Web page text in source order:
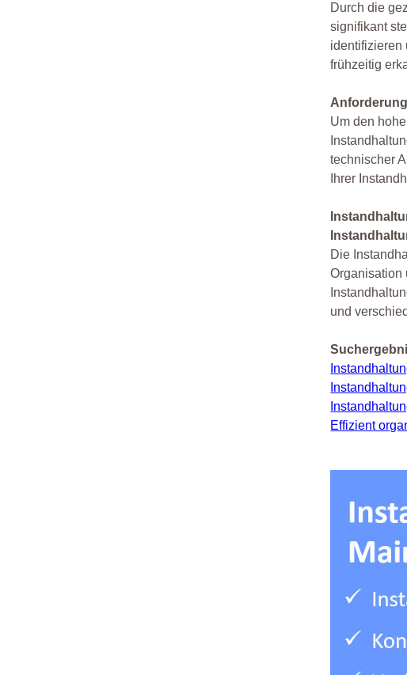
Durch die
signifikant
identifizieren
frühzeitig
Um den
technischer
Ihrer
Die
Organisation
und
Effizient